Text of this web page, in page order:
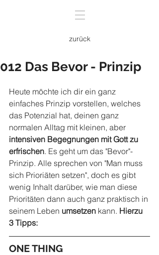
zurück
012 Das Bevor - Prinzip
Heute möchte ich dir ein ganz
einfaches Prinzip vorstellen, welches
das Potenzial hat, deinen ganz
normalen Alltag mit kleinen, aber
intensiven Begegnungen mit Gott zu
erfrischen. Es geht um das "Bevor"-
Prinzip. Alle sprechen von "Man muss
sich Prioriäten setzen", doch es gibt
wenig Inhalt darüber, wie man diese
Prioritäten dann auch ganz praktisch in
seinem Leben umsetzen kann. Hierzu
3 Tipps:
ONE THING